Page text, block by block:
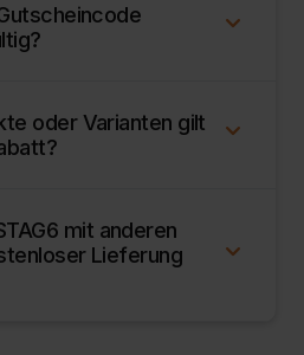
vom 11.05.2026
oder Produktvarianten im
oder Varianten gilt
denen der Code im
akzeptiert wird.
mit anderen
Lieferung